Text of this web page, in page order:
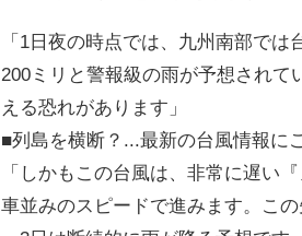
「1日夜の時点では、九州南部で
200ミリと警報級の雨が予想されて
える恐れがあります」
■列島を横断？...最新の台風情報に
「しかもこの台風は、非常に遅い
車並みのスピードで進みます。こ